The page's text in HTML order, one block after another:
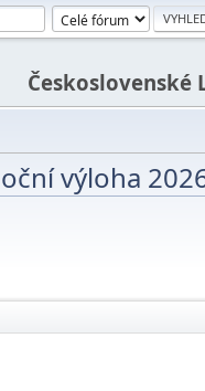
Československé
výloha